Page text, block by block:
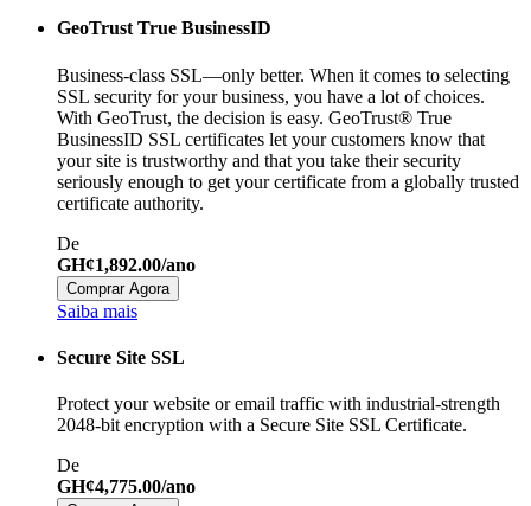
GeoTrust True BusinessID
Business-class SSL—only better. When it comes to selecting
SSL security for your business, you have a lot of choices.
With GeoTrust, the decision is easy. GeoTrust® True
BusinessID SSL certificates let your customers know that
your site is trustworthy and that you take their security
seriously enough to get your certificate from a globally trusted
certificate authority.
De
GH¢1,892.00/ano
Comprar Agora
Saiba mais
Secure Site SSL
Protect your website or email traffic with industrial-strength
2048-bit encryption with a Secure Site SSL Certificate.
De
GH¢4,775.00/ano